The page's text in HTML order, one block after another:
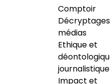
Comptoir
Décryptages
médias
Ethique et
journalistique
Impact et